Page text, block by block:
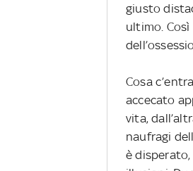
giusto
ultimo. Così
Cosa
accecato
vita,
naufragi
è